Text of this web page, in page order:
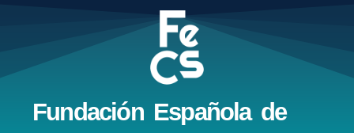
Fundación Española de